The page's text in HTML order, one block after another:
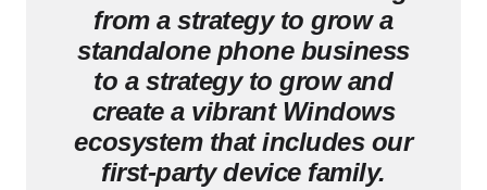
from a strategy to grow a
standalone phone business
to a strategy to grow and
create a vibrant Windows
ecosystem that includes our
first-party device family.